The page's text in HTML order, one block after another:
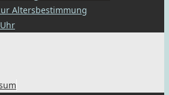
Altersbestimmung